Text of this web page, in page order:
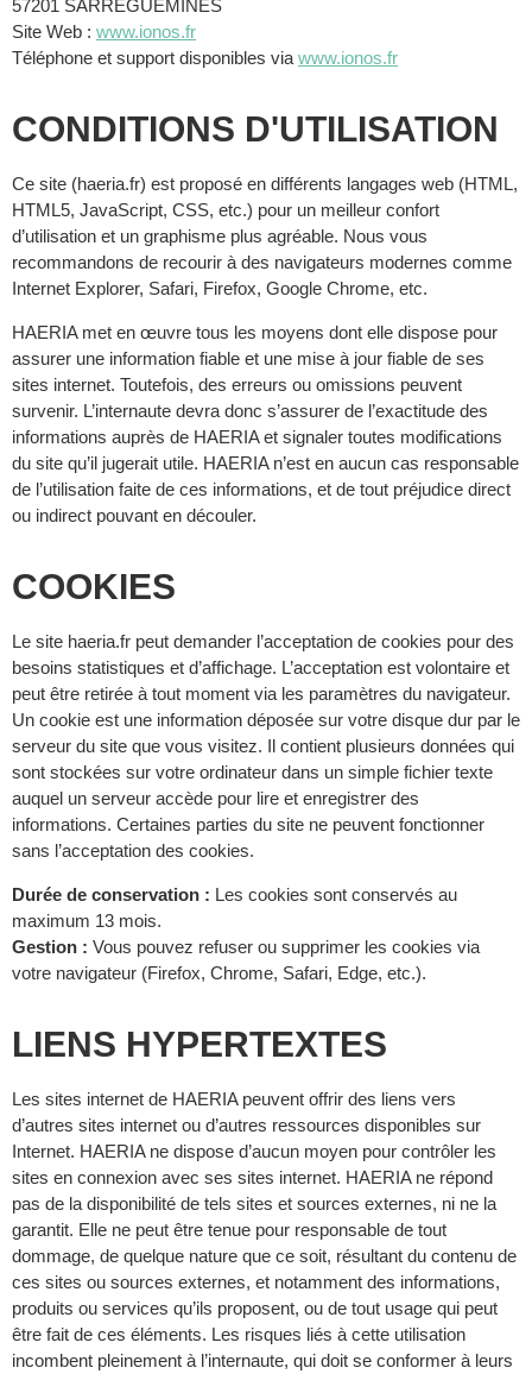
57201 SARREGUEMINES
Site Web : www.ionos.fr
Téléphone et support disponibles via www.ionos.fr
CONDITIONS D'UTILISATION
Ce site (haeria.fr) est proposé en différents langages web (HTML,
HTML5, JavaScript, CSS, etc.) pour un meilleur confort
d’utilisation et un graphisme plus agréable. Nous vous
recommandons de recourir à des navigateurs modernes comme
Internet Explorer, Safari, Firefox, Google Chrome, etc.
HAERIA met en œuvre tous les moyens dont elle dispose pour
assurer une information fiable et une mise à jour fiable de ses
sites internet. Toutefois, des erreurs ou omissions peuvent
survenir. L’internaute devra donc s’assurer de l’exactitude des
informations auprès de HAERIA et signaler toutes modifications
du site qu’il jugerait utile. HAERIA n’est en aucun cas responsable
de l’utilisation faite de ces informations, et de tout préjudice direct
ou indirect pouvant en découler.
COOKIES
Le site haeria.fr peut demander l’acceptation de cookies pour des
besoins statistiques et d’affichage. L’acceptation est volontaire et
peut être retirée à tout moment via les paramètres du navigateur.
Un cookie est une information déposée sur votre disque dur par le
serveur du site que vous visitez. Il contient plusieurs données qui
sont stockées sur votre ordinateur dans un simple fichier texte
auquel un serveur accède pour lire et enregistrer des
informations. Certaines parties du site ne peuvent fonctionner
sans l’acceptation des cookies.
Durée de conservation : Les cookies sont conservés au
maximum 13 mois.
Gestion : Vous pouvez refuser ou supprimer les cookies via
votre navigateur (Firefox, Chrome, Safari, Edge, etc.).
LIENS HYPERTEXTES
Les sites internet de HAERIA peuvent offrir des liens vers
d’autres sites internet ou d’autres ressources disponibles sur
Internet. HAERIA ne dispose d’aucun moyen pour contrôler les
sites en connexion avec ses sites internet. HAERIA ne répond
pas de la disponibilité de tels sites et sources externes, ni ne la
garantit. Elle ne peut être tenue pour responsable de tout
dommage, de quelque nature que ce soit, résultant du contenu de
ces sites ou sources externes, et notamment des informations,
produits ou services qu’ils proposent, ou de tout usage qui peut
être fait de ces éléments. Les risques liés à cette utilisation
incombent pleinement à l’internaute, qui doit se conformer à leurs